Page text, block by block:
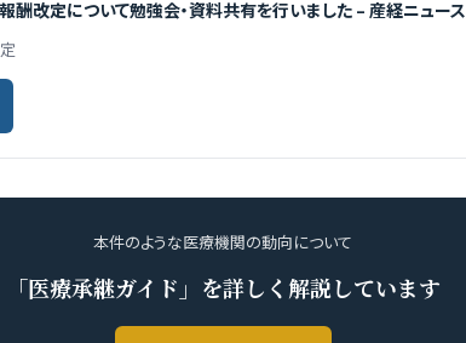
酬改定について勉強会・資料共有を行いました – 産経ニュース
本件のような医療機関の動向について
「医療承継ガイド」を詳しく解説しています